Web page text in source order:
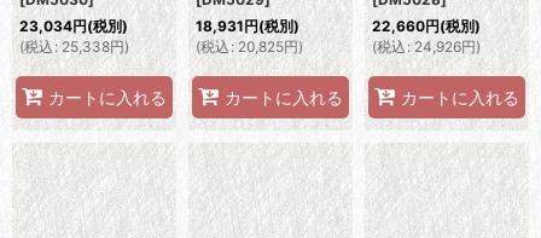
23,034円(税別)
(税込 : 25,338円)
カートに入れる
18,931円(税別)
(税込 : 20,825円)
カートに入れる
22,660円(税別)
(税込 : 24,926円)
カートに入れる